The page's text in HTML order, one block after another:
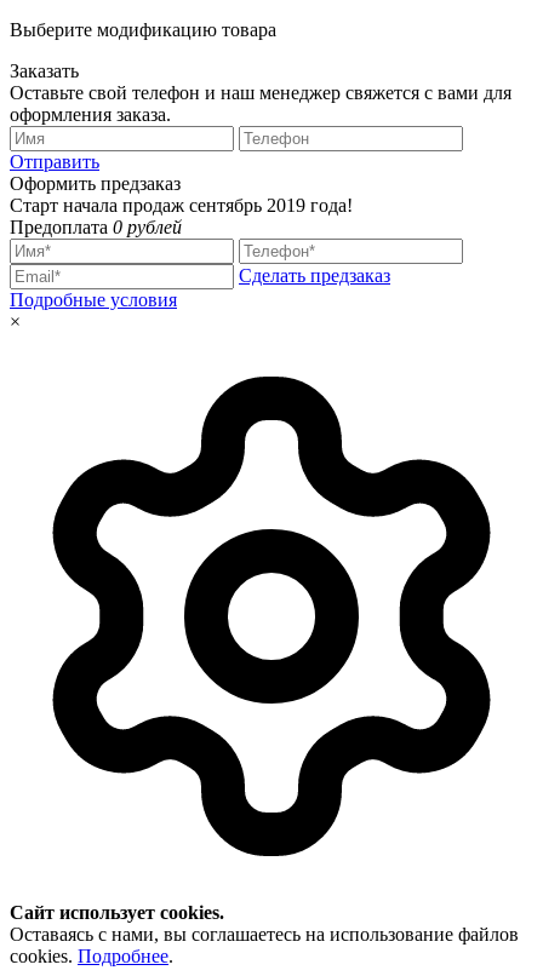
Выберите модификацию товара
Заказать
Оставьте свой телефон и наш менеджер свяжется с вами для
оформления заказа.
Отправить
Оформить предзаказ
Старт начала продаж сентябрь 2019 года!
Предоплата 0 рублей
Сделать предзаказ
Подробные условия
×
Сайт использует cookies.
Оставаясь с нами, вы соглашаетесь на использование файлов
cookies. Подробнее.